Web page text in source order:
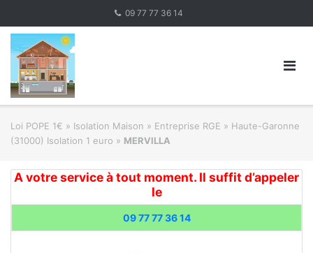
content
09 77 77 36 14
Loi POPE 1€ » Isolation Maison » Entreprise RGE » Haute-Garonne
(31000) Isolation 1 euro » MERVILLA
A votre service à tout moment. Il suffit d’appeler
le
09 77 77 36 14